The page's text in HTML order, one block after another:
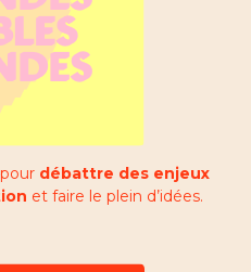
débattre des enjeux
et faire le plein d’idées.